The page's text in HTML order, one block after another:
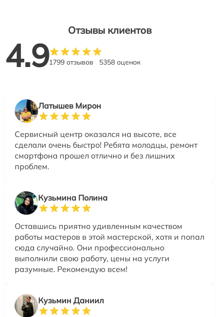
Отзывы клиентов
4.91799 отзывов 5358 оценок
Латышев Мирон
Сервисный центр оказался на высоте, все
сделали очень быстро! Ребята молодцы, ремонт
смартфона прошел отлично и без лишних
проблем.
Кузьмина Полина
Оставшись приятно удивленным качеством
работы мастеров в этой мастерской, хотя и попал
сюда случайно. Они профессионально
выполнили свою работу, цены на услуги
разумные. Рекомендую всем!
Кузьмин Даниил